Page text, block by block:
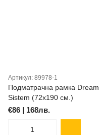
Артикул: 89978-1
Подматрачна рамка Dream
Sistem (72х190 см.)
€86 | 168лв.